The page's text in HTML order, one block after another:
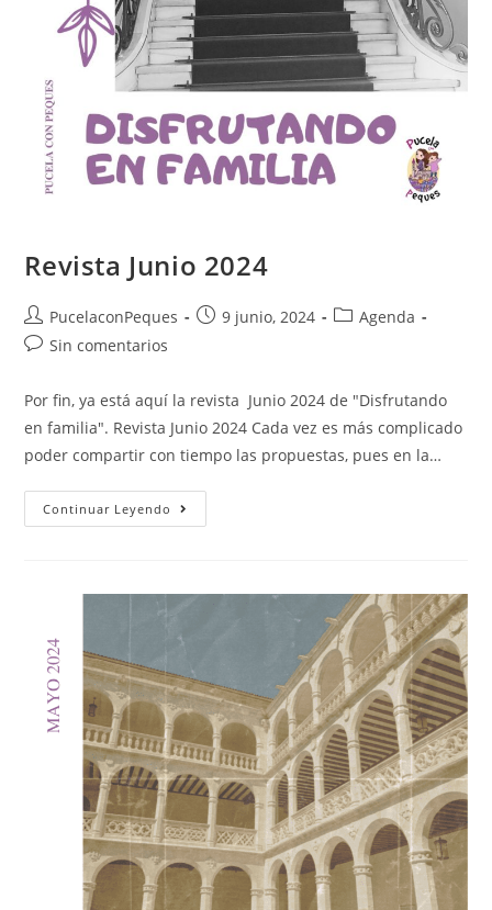
Revista Junio 2024
PucelaconPeques 9 junio, 2024
Agenda
Sin comentarios
Por fin, ya está aquí la revista Junio 2024 de "Disfrutando
en familia". Revista Junio 2024 Cada vez es más complicado
poder compartir con tiempo las propuestas, pues en la…
Continuar Leyendo